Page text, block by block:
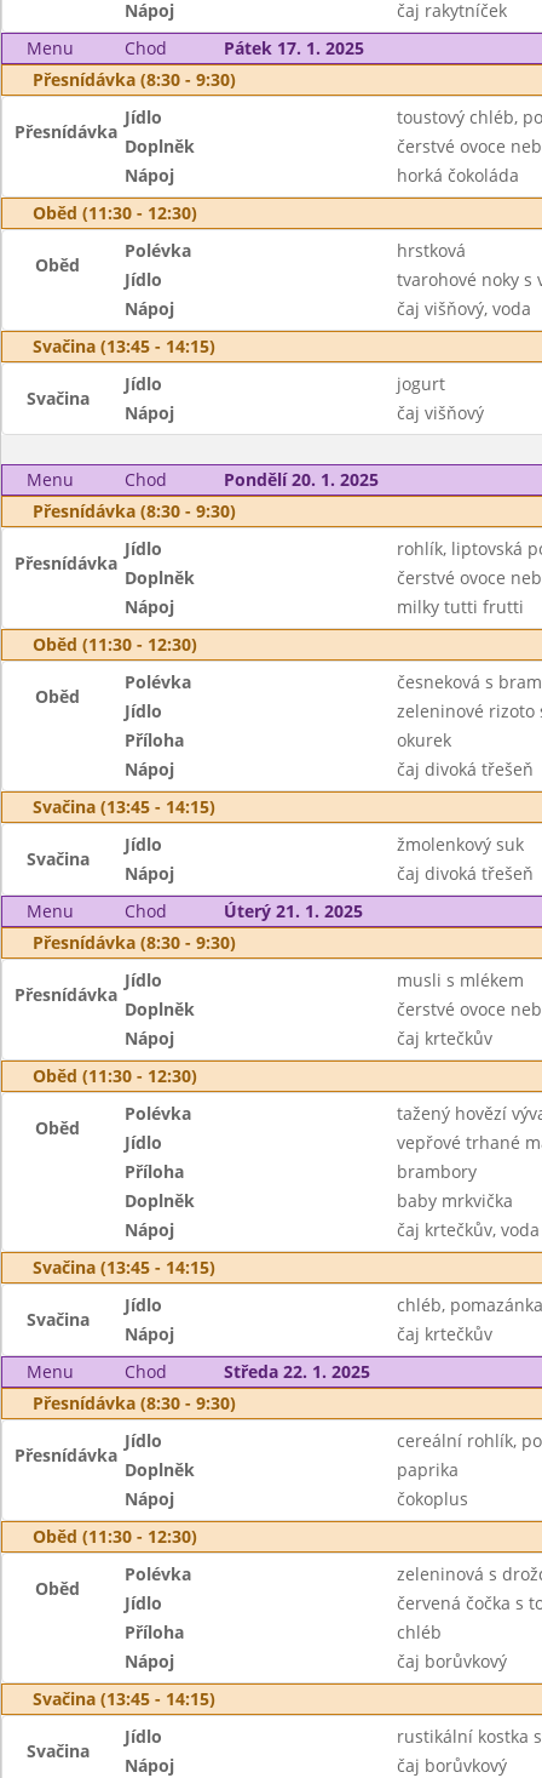
Nápoj
čaj rakytníček
Menu
Chod
Pátek 17. 1. 2025
Přesnídávka (8:30 - 9:30)
Přesnídávka
Jídlo
toustový chléb,
Doplněk
čerstvé ovoce
Nápoj
horká čokoláda
Oběd (11:30 - 12:30)
Oběd
Polévka
hrstková
Jídlo
tvarohové noky s
Nápoj
čaj višňový, voda
Svačina (13:45 - 14:15)
Svačina
Jídlo
jogurt
Nápoj
čaj višňový
Menu Chod
Pondělí 20. 1. 2025
Přesnídávka (8:30 - 9:30)
Přesnídávka
Jídlo
rohlík, liptovská
Doplněk
čerstvé ovoce
Nápoj
milky tutti frutti
Oběd (11:30 - 12:30)
Oběd
Polévka
česneková s
Jídlo
zeleninové rizoto
Příloha
okurek
Nápoj
čaj divoká třešeň
Svačina (13:45 - 14:15)
Svačina
Jídlo
žmolenkový suk
Nápoj
čaj divoká třešeň
Menu
Chod
Úterý 21. 1. 2025
Přesnídávka (8:30 - 9:30)
Přesnídávka
Jídlo
musli s mlékem
Doplněk
čerstvé ovoce
Nápoj
čaj krtečkův
Oběd (11:30 - 12:30)
Oběd
Polévka
tažený hovězí
Jídlo
vepřové trhané
Příloha
brambory
Doplněk
baby mrkvička
Nápoj
čaj krtečkův,
Svačina (13:45 - 14:15)
Svačina
Jídlo
chléb,
Nápoj
čaj krtečkův
Menu
Chod
Středa 22. 1. 2025
Přesnídávka (8:30 - 9:30)
Přesnídávka
Jídlo
cereální rohlík,
Doplněk
paprika
Nápoj
čokoplus
Oběd (11:30 - 12:30)
Oběd
Polévka
zeleninová s
Jídlo
červená čočka s
Příloha
chléb
Nápoj
čaj borůvkový
Svačina (13:45 - 14:15)
Svačina
Jídlo
rustikální kostka
Nápoj
čaj borůvkový